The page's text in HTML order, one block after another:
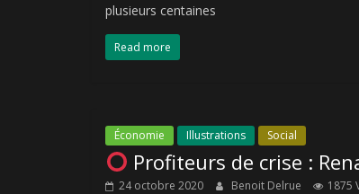
plusieurs centaines
Read more
Économie Illustrations Social
Profiteurs de crise :
24 octobre 2020 Benoit Delrue 1875